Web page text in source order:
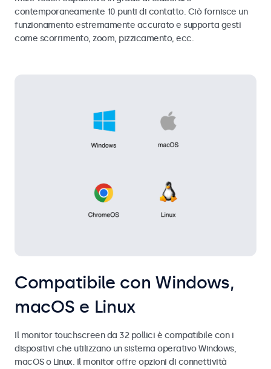
contemporaneamente 10 punti di contatto. Ciò fornisce un
funzionamento estremamente accurato e supporta gesti
come scorrimento, zoom, pizzicamento, ecc.
Compatibile con Windows,
macOS e Linux
Il monitor touchscreen da 32 pollici è compatibile con i
dispositivi che utilizzano un sistema operativo Windows,
macOS o Linux. Il monitor offre opzioni di connettività